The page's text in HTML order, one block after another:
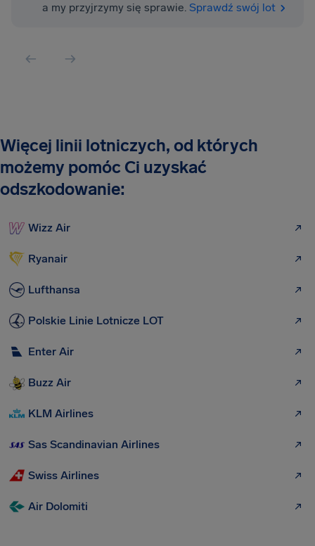
a my przyjrzymy się sprawie. Sprawdź swój lot
Więcej linii lotniczych, od których
możemy pomóc Ci uzyskać
odszkodowanie:
Wizz Air
Ryanair
Lufthansa
Polskie Linie Lotnicze LOT
Enter Air
Buzz Air
KLM Airlines
Sas Scandinavian Airlines
Swiss Airlines
Air Dolomiti